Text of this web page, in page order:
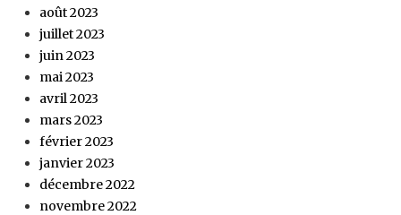
août 2023
juillet 2023
juin 2023
mai 2023
avril 2023
mars 2023
février 2023
janvier 2023
décembre 2022
novembre 2022